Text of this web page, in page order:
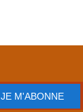
JE M'ABONNE